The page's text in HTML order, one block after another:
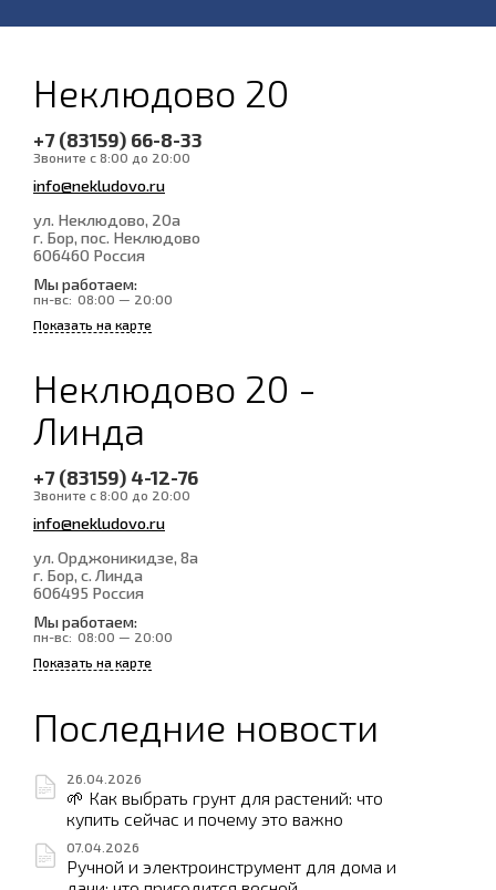
Неклюдово 20
+7 (83159) 66-8-33
Звоните с 8:00 до 20:00
info@nekludovo.ru
ул. Неклюдово, 20а
г. Бор, пос. Неклюдово
606460 Россия
Мы работаем:
пн-вс: 08:00 — 20:00
Показать на карте
Неклюдово 20 -
Линда
+7 (83159) 4-12-76
Звоните с 8:00 до 20:00
info@nekludovo.ru
ул. Орджоникидзе, 8а
г. Бор, с. Линда
606495 Россия
Мы работаем:
пн-вс: 08:00 — 20:00
Показать на карте
Последние новости
26.04.2026
🌱 Как выбрать грунт для растений: что
купить сейчас и почему это важно
07.04.2026
Ручной и электроинструмент для дома и